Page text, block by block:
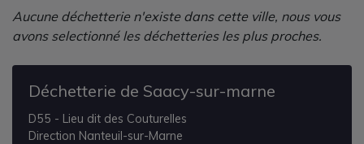
Aucune déchetterie n'existe dans cette ville, nous vous
avons selectionné les déchetteries les plus proches.
Déchetterie de Saacy-sur-marne
D55 - Lieu dit des Couturelles
Direction Nanteuil-sur-Marne